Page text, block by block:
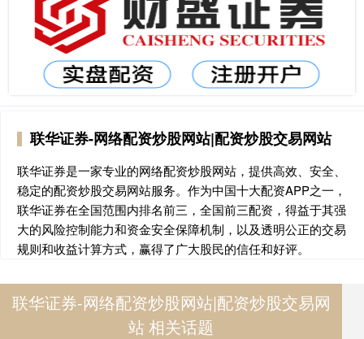
联华证券-网络配资炒股网站|配资炒股交易网站
联华证券是一家专业的网络配资炒股网站，提供高效、安全、
稳定的配资炒股交易网站服务。作为中国十大配资APP之一，
联华证券在全国范围内排名前三，全国前三配资，得益于其强
大的风险控制能力和资金安全保障机制，以及透明公正的交易
规则和收益计算方式，赢得了广大股民的信任和好评。
联华证券-网络配资炒股网站|配资炒股交易网
站 相关话题